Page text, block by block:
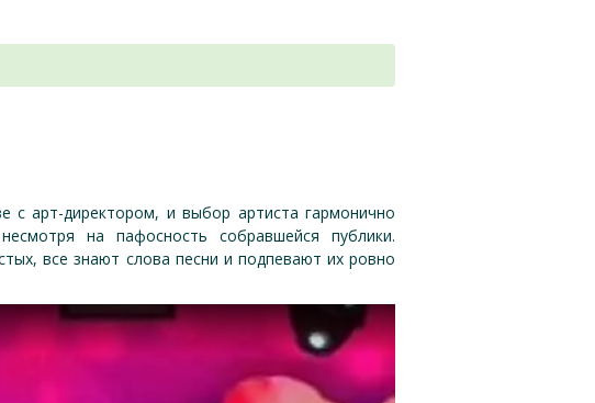
с арт-директором, и выбор артиста гармонично
на пафосность собравшейся публики.
все знают слова песни и подпевают их ровно